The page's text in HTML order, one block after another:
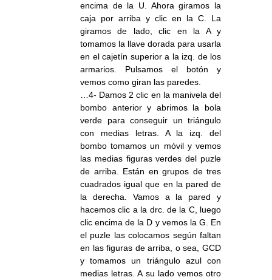
encima de la U. Ahora giramos la
caja por arriba y clic en la C. La
giramos de lado, clic en la A y
tomamos la llave dorada para usarla
en el cajetín superior a la izq. de los
armarios. Pulsamos el botón y
vemos como giran las paredes.
…4- Damos 2 clic en la manivela del
bombo anterior y abrimos la bola
verde para conseguir un triángulo
con medias letras. A la izq. del
bombo tomamos un móvil y vemos
las medias figuras verdes del puzle
de arriba. Están en grupos de tres
cuadrados igual que en la pared de
la derecha. Vamos a la pared y
hacemos clic a la drc. de la C, luego
clic encima de la D y vemos la G. En
el puzle las colocamos según faltan
en las figuras de arriba, o sea, GCD
y tomamos un triángulo azul con
medias letras. A su lado vemos otro